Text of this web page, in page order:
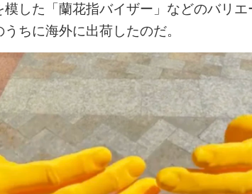
した「蘭花指バイザー」などのバリエ
ちに海外に出荷したのだ。